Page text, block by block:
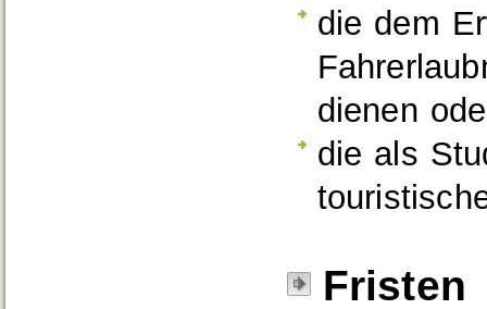
die dem
dienen
die als
Fristen